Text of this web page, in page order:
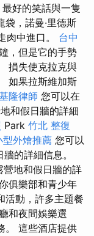
最好的笑話與一隻
，諾曼·里德斯
肉中進口。 台中
，但是它的手勢
損失使克拉克與
如果拉斯維加斯
隆律師 您可以在
和假日牆的詳細
Park 竹北 整復
型外燴推薦 您可以
的詳細信息。
地和假日牆的詳
俱樂部和青少年
活動，許多主題餐
和夜間娛樂選
。 這些酒店提供